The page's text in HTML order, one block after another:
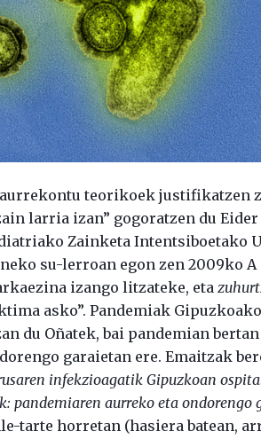
teorikoek justifikatzen
larria izan” gogoratzen du
Zainketa Intentsiboetako
su-lerroan egon zen 2009ko
izango litzateke, eta
asko”. Pandemiak
du Oñatek, bai pandemian bertan
garaietan ere. Emaitzak
infekzioagatik Gipuzkoan
pandemiaren aurreko eta ondorengo
tarte horretan (hasiera batean,